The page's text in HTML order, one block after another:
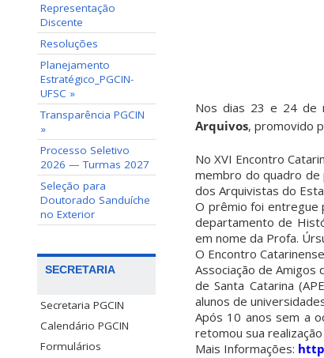
Representação
Discente
Resoluções
Planejamento
Estratégico_PGCIN-
UFSC »
Transparência PGCIN
»
Processo Seletivo
2026 — Turmas 2027
Seleção para
Doutorado Sanduíche
no Exterior
SECRETARIA
Secretaria PGCIN
Calendário PGCIN
Formulários
Nos dias 23 e 24 de
Arquivos, promovido
No XVI Encontro
membro do quadro
dos Arquivistas do
O prêmio foi entregue
departamento de
em nome da Profa.
O Encontro
Associação de Amigos
de Santa Catarina
alunos de
Após 10 anos sem a
retomou sua
Mais Informações: